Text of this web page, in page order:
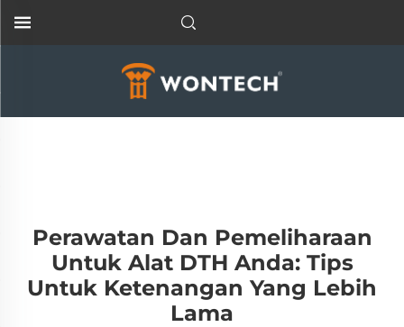
Perawatan Dan Pemeliharaan
Untuk Alat DTH Anda: Tips
Untuk Ketenangan Yang Lebih
Lama